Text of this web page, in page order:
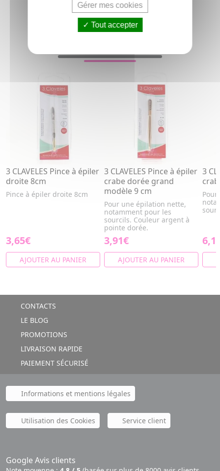
Pince à épiler pour femme
3 CLAVELES Pince à épiler
droite 8cm
Pince à épiler droite 8cm
3,65€
AJOUTER AU PANIER
3 CLAVELES Pince à épiler
crabe dorée grand
modèle 9 cm
Pour une épilation nette,
notamment pour les
sourcils. Couleur argent à
pointe dorée.
3,91€
AJOUTER AU PANIER
3
CONTACTS
LE BLOG
PROMOTIONS
LIVRAISON RAPIDE
PAIEMENT SÉCURISÉ
Informations et mentions légales
Utilisation des Cookies Service client
Google Avis clients
Gérer mes cookies
Tout accepter